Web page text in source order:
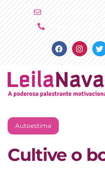
Facebook
Autoestima
Cultive o